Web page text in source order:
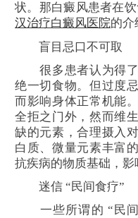
状。那白癜风患者在
汉治疗白癜风医院的介
盲目忌口不可取
很多患者认为得了
绝一切食物。但过度
而影响身体正常机能
全拒之门外，然而维
缺的元素，合理摄入
白质、微量元素丰富
抗疾病的物质基础，影
迷信 “民间食疗”
一些所谓的 “民间